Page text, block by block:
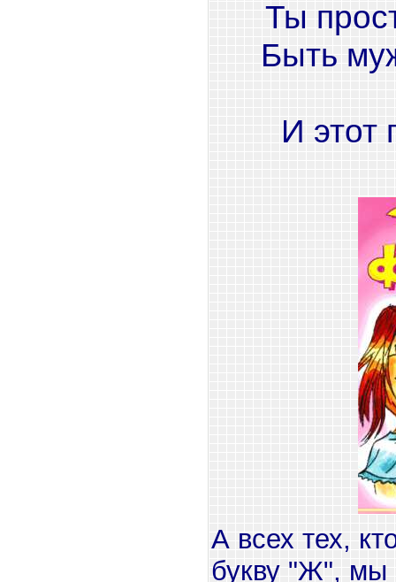
Ты
Быть
И этот
А всех тех,
букву "Ж", мы